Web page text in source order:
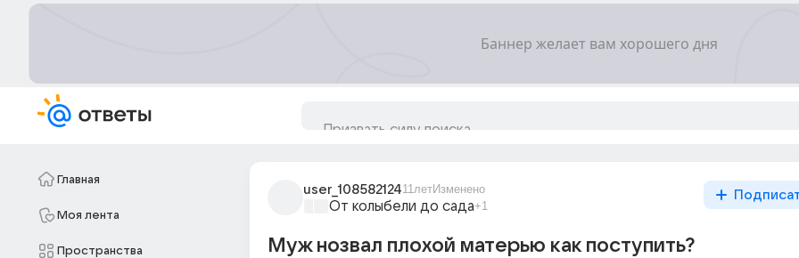
Главная
Моя лента
Пространства
user_10858212411летИзменено
От колыбели до сада+1
Муж нозвал плохой матерью как поступить?